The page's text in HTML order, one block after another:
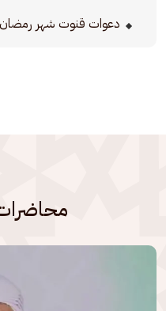
دعوات قنوت شهر رمضان
الصورة